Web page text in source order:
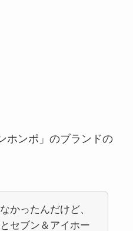
ホンポ」のブランドの
かったんだけど、
セブン＆アイホー